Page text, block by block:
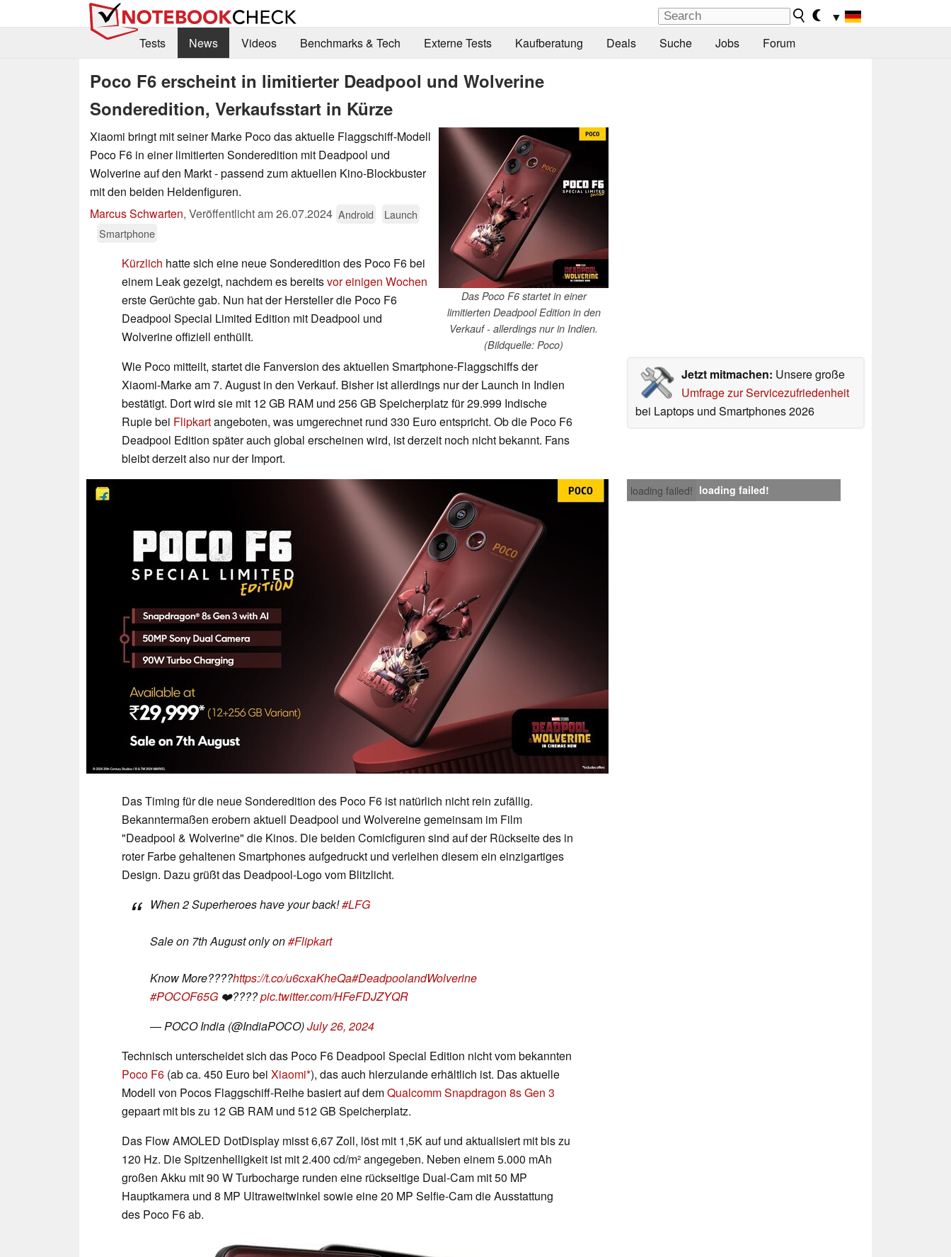
▼
Tests
News Videos Benchmarks & Tech Externe Tests Kaufberatung Deals Suche Jobs Forum
Poco F6 erscheint in limitierter Deadpool und Wolverine
Sonderedition, Verkaufsstart in Kürze
Das Poco F6 startet in einer
limitierten Deadpool Edition in den
Verkauf - allerdings nur in Indien.
(Bildquelle: Poco)
Xiaomi bringt mit seiner Marke Poco das aktuelle Flaggschiff-Modell
Poco F6 in einer limitierten Sonderedition mit Deadpool und
Wolverine auf den Markt - passend zum aktuellen Kino-Blockbuster
mit den beiden Heldenfiguren.
Marcus Schwarten, Veröffentlicht am26.07.2024 Android
Launch
Smartphone
Jetzt mitmachen: Unsere große
Umfrage zur Servicezufriedenheit
bei Laptops und Smartphones 2026
Kürzlich hatte sich eine neue Sonderedition des Poco F6 bei
einem Leak gezeigt, nachdem es bereitsvor einigen Wochen
erste Gerüchte gab. Nun hat der Hersteller die Poco F6
Deadpool Special Limited Edition mit Deadpool und
Wolverine offiziell enthüllt.
Wie Poco mitteilt, startet die Fanversion des aktuellen Smartphone-Flaggschiffs der
Xiaomi-Marke am 7. August in den Verkauf. Bisher ist allerdings nur der Launch in Indien
bestätigt. Dort wird sie mit 12 GB RAM und 256 GB Speicherplatz für 29.999 Indische
Rupie bei Flipkartangeboten, was umgerechnet rund 330 Euro entspricht. Ob die Poco F6
Deadpool Edition später auch global erscheinen wird, ist derzeit noch nicht bekannt. Fans
bleibt derzeit also nur der Import.
loading failed! loading failed!
Das Timing für die neue Sonderedition des Poco F6 ist natürlich nicht rein zufällig.
Bekanntermaßen erobern aktuell Deadpool und Wolvereine gemeinsam im Film
"Deadpool & Wolverine" die Kinos. Die beiden Comicfiguren sind auf der Rückseite des in
roter Farbe gehaltenen Smartphones aufgedruckt und verleihen diesem ein einzigartiges
Design. Dazu grüßt das Deadpool-Logo vom Blitzlicht.
When 2 Superheroes have your back!#LFG
Sale on 7th August only on#Flipkart
Know More????https://t.co/u6cxaKheQa#DeadpoolandWolverine
#POCOF65G ❤️????pic.twitter.com/HFeFDJZYQR
— POCO India (@IndiaPOCO)July 26, 2024
Technisch unterscheidet sich das Poco F6 Deadpool Special Edition nicht vom bekannten
Poco F6 (ab ca. 450 Euro bei Xiaomi ), das auch hierzulande erhältlich ist. Das aktuelle
Modell von Pocos Flaggschiff-Reihe basiert auf demQualcomm Snapdragon 8s Gen 3
gepaart mit bis zu 12 GB RAM und 512 GB Speicherplatz.
Das Flow AMOLED DotDisplay misst 6,67 Zoll, löst mit 1,5K auf und aktualisiert mit bis zu
120 Hz. Die Spitzenhelligkeit ist mit 2.400 cd/m² angegeben. Neben einem 5.000 mAh
großen Akku mit 90 W Turbocharge runden eine rückseitige Dual-Cam mit 50 MP
Hauptkamera und 8 MP Ultraweitwinkel sowie eine 20 MP Selfie-Cam die Ausstattung
des Poco F6 ab.